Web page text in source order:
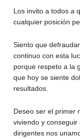
Los invito a todos a
cualquier posición
Siento que
continuo con esta
porque respeto a la
que hoy se siente
resultados.
Deseo ser el primer
viviendo y
dirigentes nos